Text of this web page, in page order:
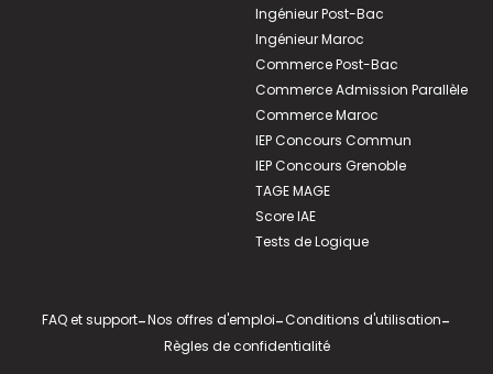
Ingénieur Post-Bac
Ingénieur Maroc
Commerce Post-Bac
Commerce Admission Parallèle
Commerce Maroc
IEP Concours Commun
IEP Concours Grenoble
TAGE MAGE
Score IAE
Tests de Logique
FAQ et support-Nos offres d'emploi-Conditions d'utilisation-
Règles de confidentialité